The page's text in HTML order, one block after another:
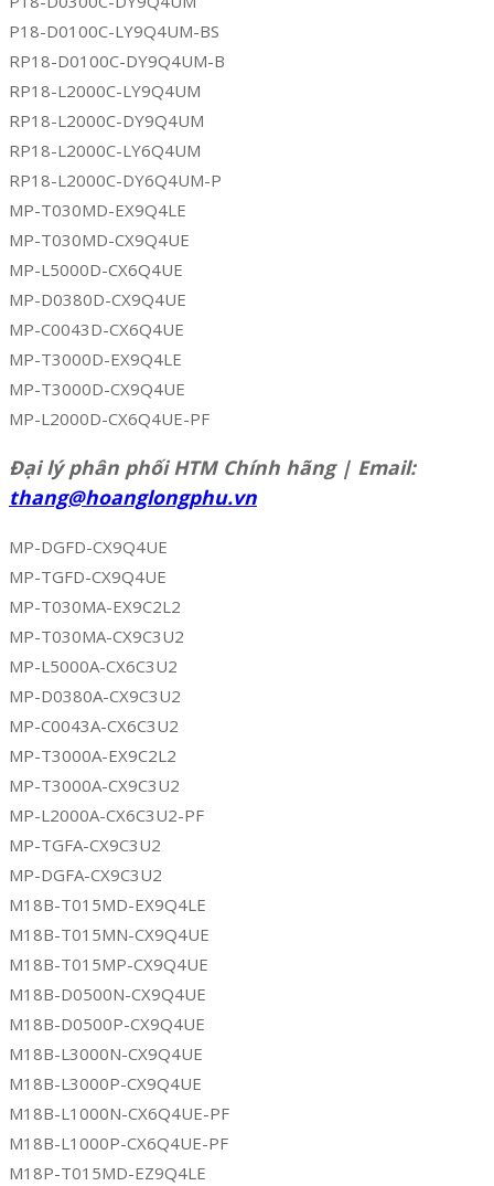
P18-D0100C-LY9Q4UM-BS
RP18-D0100C-DY9Q4UM-B
RP18-L2000C-LY9Q4UM
RP18-L2000C-DY9Q4UM
RP18-L2000C-LY6Q4UM
RP18-L2000C-DY6Q4UM-P
MP-T030MD-EX9Q4LE
MP-T030MD-CX9Q4UE
MP-L5000D-CX6Q4UE
MP-D0380D-CX9Q4UE
MP-C0043D-CX6Q4UE
MP-T3000D-EX9Q4LE
MP-T3000D-CX9Q4UE
MP-L2000D-CX6Q4UE-PF
Đại lý phân phối HTM Chính hãng | Email:
thang@hoanglongphu.vn
MP-DGFD-CX9Q4UE
MP-TGFD-CX9Q4UE
MP-T030MA-EX9C2L2
MP-T030MA-CX9C3U2
MP-L5000A-CX6C3U2
MP-D0380A-CX9C3U2
MP-C0043A-CX6C3U2
MP-T3000A-EX9C2L2
MP-T3000A-CX9C3U2
MP-L2000A-CX6C3U2-PF
MP-TGFA-CX9C3U2
MP-DGFA-CX9C3U2
M18B-T015MD-EX9Q4LE
M18B-T015MN-CX9Q4UE
M18B-T015MP-CX9Q4UE
M18B-D0500N-CX9Q4UE
M18B-D0500P-CX9Q4UE
M18B-L3000N-CX9Q4UE
M18B-L3000P-CX9Q4UE
M18B-L1000N-CX6Q4UE-PF
M18B-L1000P-CX6Q4UE-PF
M18P-T015MD-EZ9Q4LE